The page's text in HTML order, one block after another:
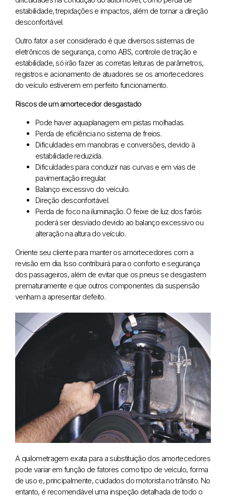
estabilidade, trepidações e impactos, além de tornar a direção
desconfortável.
Outro fator a ser considerado é que diversos sistemas de
eletrônicos de segurança, como ABS, controle de tração e
estabilidade, só irão fazer as corretas leituras de parâmetros,
registros e acionamento de atuadores se os amortecedores
do veículo estiverem em perfeito funcionamento.
Riscos de um amortecedor desgastado
Pode haver aquaplanagem em pistas molhadas.
Perda de eficiência no sistema de freios.
Dificuldades em manobras e conversões, devido à
estabilidade reduzida.
Dificuldades para conduzir nas curvas e em vias de
pavimentação irregular.
Balanço excessivo do veículo.
Direção desconfortável.
Perda de foco na iluminação. O feixe de luz dos faróis
poderá ser desviado devido ao balanço excessivo ou
alteração na altura do veículo.
Oriente seu cliente para manter os amortecedores com a
revisão em dia. Isso contribuirá para o conforto e segurança
dos passageiros, além de evitar que os pneus se desgastem
prematuramente e que outros componentes da suspensão
venham a apresentar defeito.
A quilometragem exata para a substituição dos amortecedores
pode variar em função de fatores como tipo de veículo, forma
de uso e, principalmente, cuidados do motorista no trânsito. No
entanto, é recomendável uma inspeção detalhada de todo o